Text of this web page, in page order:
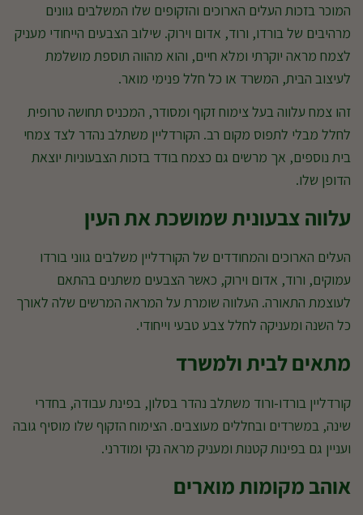
המוכר בזכות העלים הארוכים והזקופים שלו המשלבים גוונים
מרהיבים של בורדו, ורוד, אדום וירוק. שילוב הצבעים הייחודי מעניק
לצמח מראה יוקרתי ומלא חיים, והוא מהווה תוספת מושלמת
לעיצוב הבית, המשרד או כל חלל פנימי מואר.
זהו צמח עלווה בעל צימוח זקוף ומסודר, המכניס תחושה טרופית
לחלל מבלי לתפוס מקום רב. הקורדליין משתלב נהדר לצד צמחי
בית נוספים, אך מרשים גם כצמח בודד בזכות הצבעוניות יוצאת
הדופן שלו.
עלווה צבעונית שמושכת את העין
העלים הארוכים והמחודדים של הקורדליין משלבים גווני בורדו
עמוקים, ורוד, אדום וירוק, כאשר הצבעים משתנים בהתאם
לעוצמת התאורה. העלווה שומרת על המראה המרשים שלה לאורך
כל השנה ומעניקה לחלל צבע טבעי וייחודי.
מתאים לבית ולמשרד
קורדליין בורדו-ורוד משתלב נהדר בסלון, בפינת עבודה, בחדרי
שינה, במשרדים ובחללים מעוצבים. הצימוח הזקוף שלו מוסיף גובה
ועניין גם בפינות קטנות ומעניק מראה נקי ומודרני.
אוהב מקומות מוארים